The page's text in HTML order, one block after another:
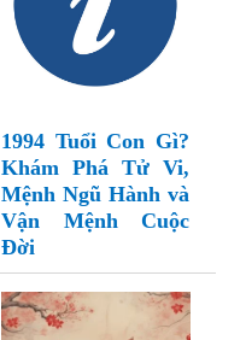
1994 Tuổi Con Gì?
Khám Phá Tử Vi,
Mệnh Ngũ Hành và
Vận Mệnh Cuộc
Đời